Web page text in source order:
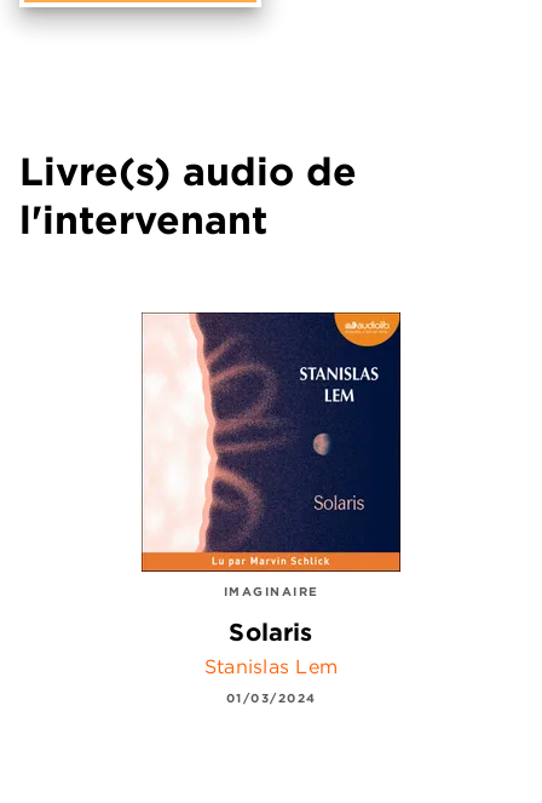
Livre(s) audio de
l'intervenant
IMAGINAIRE
Solaris
Stanislas Lem
01/03/2024